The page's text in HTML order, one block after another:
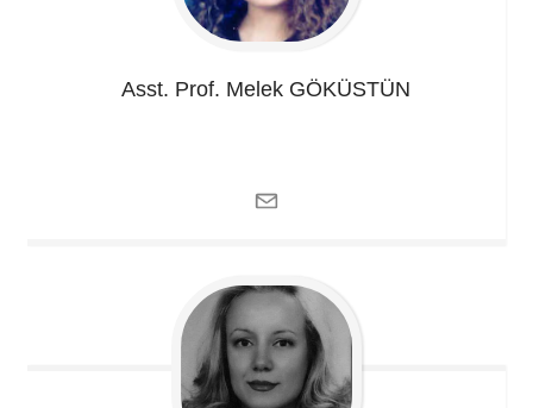
Asst. Prof. Melek GÖKÜSTÜN